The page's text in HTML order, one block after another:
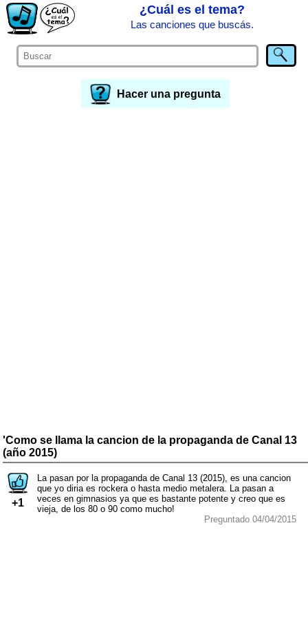
¿Cuál es el tema?
Las canciones que buscás.
Hacer una pregunta
'Como se llama la cancion de la propaganda de Canal 13
(año 2015)
+1
La pasan por la propaganda de Canal 13 (2015), es una cancion
que yo diria es rockera o hasta medio metalera. La pasan a
veces en gimnasios ya que es bastante potente y creo que es
vieja, de los 80 o 90 como mucho!
Preguntado 04/04/2015